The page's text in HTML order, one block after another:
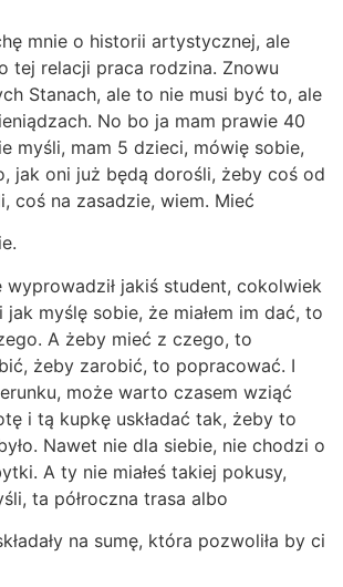
mnie o historii artystycznej, ale
tej relacji praca rodzina. Znowu
Stanach, ale to nie musi być to, ale
No bo ja mam prawie 40
myśli, mam 5 dzieci, mówię sobie,
jak oni już będą dorośli, żeby coś od
coś na zasadzie, wiem. Mieć
wyprowadził jakiś student, cokolwiek
myślę sobie, że miałem im dać, to
A żeby mieć z czego, to
żeby zarobić, to popracować. I
może warto czasem wziąć
i tą kupkę uskładać tak, żeby to
Nawet nie dla siebie, nie chodzi o
A ty nie miałeś takiej pokusy,
ta półroczna trasa albo
na sumę, która pozwoliła by ci